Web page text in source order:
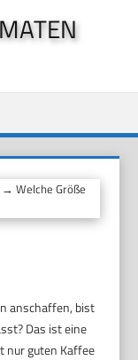
→ Welche Größe
anschaffen, bist
Das ist eine
nur guten Kaffee